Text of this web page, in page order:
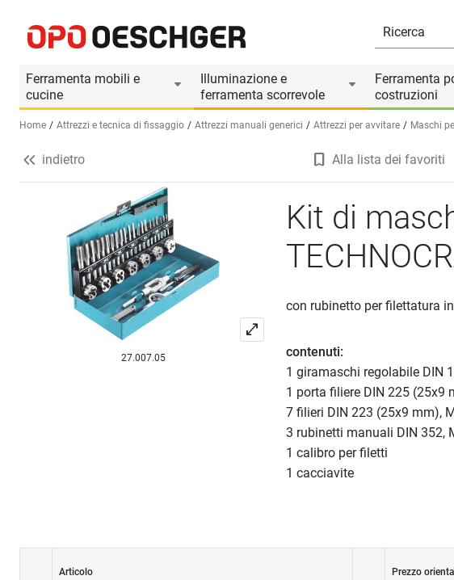
Ferramenta mobili e
cucine
Illuminazione e
ferramenta scorrevole
Ferramenta
costruzioni
Seleziona una lingua (IT)
Home Attrezzi e tecnica di fissaggio Attrezzi manuali generici Attrezzi per avvitare Maschi
Informazioni prodotto
Accessori adatti
indietro Alla lista dei favoriti
27.007.05
Kit di
con rubinetto per filettatura
contenuti:
1 giramaschi regolabile DIN
1 porta filiere DIN 225 (25x9
7 filieri DIN 223 (25x9 mm),
3 rubinetti manuali DIN
1 calibro per filetti
1 cacciavite
Articolo Prezzo